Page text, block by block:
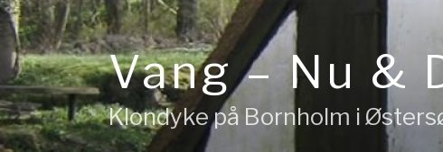
Videre
til
indhold
Vang – Nu &
Klondyke på Bornholm i